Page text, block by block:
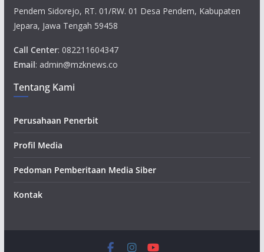
Pendem Sidorejo, RT. 01/RW. 01 Desa Pendem, Kabupaten
Jepara, Jawa Tengah 59458
Call Center: 082211604347
Email: admin@mzknews.co
Tentang Kami
Perusahaan Penerbit
Profil Media
Pedoman Pemberitaan Media Siber
Kontak